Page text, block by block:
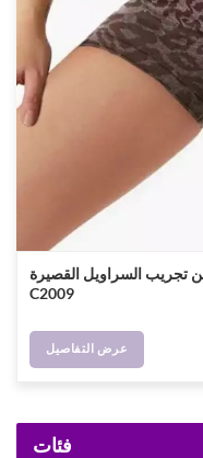
تجريب السراويل القصيرة-
C2009
عرض التفاصيل
فئات